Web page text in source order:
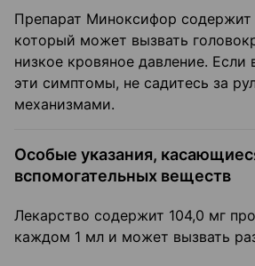
Препарат Миноксифор
который может вызвать
низкое кровяное давление.
эти симптомы, не садитесь за
механизмами.
Особые указания,
вспомогательных веществ
Лекарство содержит 104,0 мг
каждом 1 мл и может вызвать